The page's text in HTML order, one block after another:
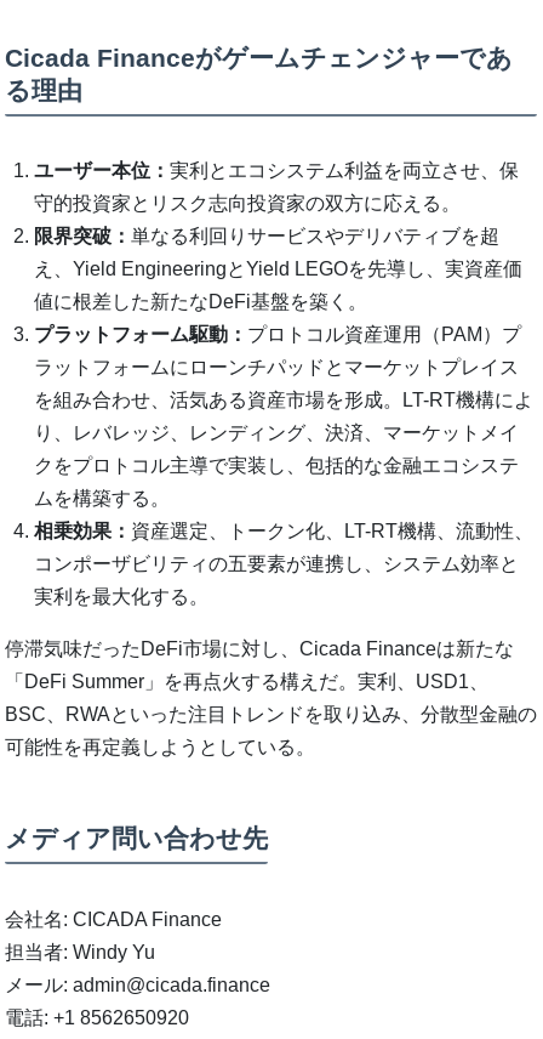
Cicada Financeがゲームチェンジャーであ
る理由
ユーザー本位：実利とエコシステム利益を両立させ、保
守的投資家とリスク志向投資家の双方に応える。
限界突破：単なる利回りサービスやデリバティブを超
え、Yield EngineeringとYield LEGOを先導し、実資産価
値に根差した新たなDeFi基盤を築く。
プラットフォーム駆動： プロトコル資産運用（PAM）プ
ラットフォームにローンチパッドとマーケットプレイス
を組み合わせ、活気ある資産市場を形成。LT-RT機構によ
り、レバレッジ、レンディング、決済、マーケットメイ
クをプロトコル主導で実装し、包括的な金融エコシステ
ムを構築する。
相乗効果： 資産選定、トークン化、LT-RT機構、流動性、
コンポーザビリティの五要素が連携し、システム効率と
実利を最大化する。
停滞気味だったDeFi市場に対し、Cicada Financeは新たな
「DeFi Summer」を再点火する構えだ。実利、USD1、
BSC、RWAといった注目トレンドを取り込み、分散型金融の
可能性を再定義しようとしている。
メディア問い合わせ先
会社名: CICADA Finance
担当者: Windy Yu
メール: admin@cicada.finance
電話: +1 8562650920